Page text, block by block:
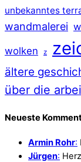
unbekanntes
wandmalerei
wolken z
ältere
über die
Neueste
Armin Rohr:
Jürgen: